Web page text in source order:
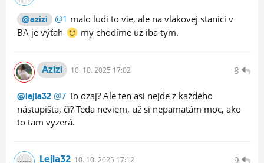
@azizi @1 malo ludi to vie, ale na vlakovej stanici v
BA je výťah
my chodíme uz iba tym.
8
Azizi 10. 10. 2025 17:02
@lejla32 @7 To ozaj? Ale ten asi nejde z každého
nástupišťa, či? Teda neviem, už si nepamätám moc, ako
to tam vyzerá.
9
Lejla32 10. 10. 2025 17:12